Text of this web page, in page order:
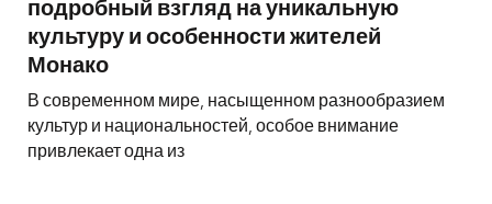
подробный взгляд на уникальную
культуру и особенности жителей
Монако
В современном мире, насыщенном разнообразием
культур и национальностей, особое внимание
привлекает одна из